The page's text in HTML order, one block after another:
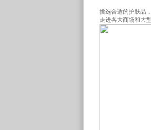
挑选合适的护肤品
走进各大商场和大